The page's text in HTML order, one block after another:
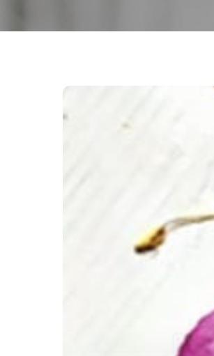
Shampoing
solide